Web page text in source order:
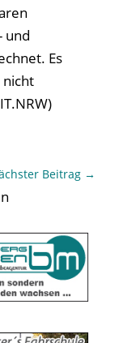
und
Es
nicht
Beitrag →